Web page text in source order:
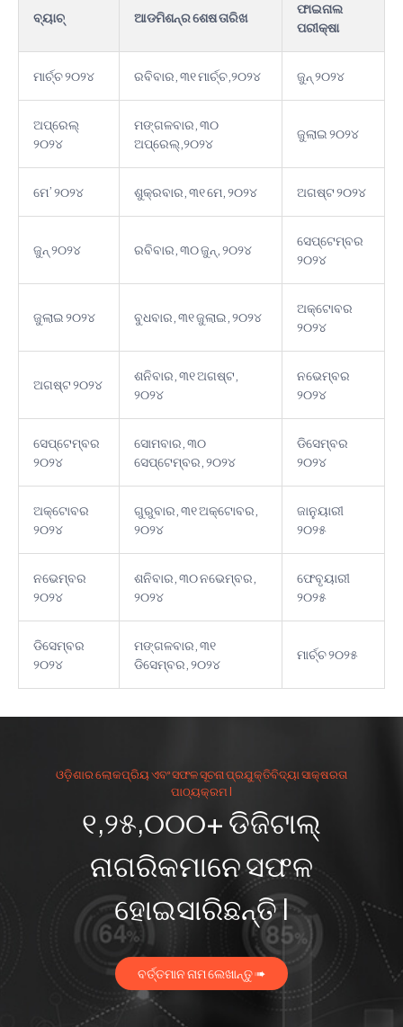
ବ୍ୟାଚ୍ ଆଡମିଶନ୍᠎᠎᠎ର ଶେଷ ତାରିଖ
ଫାଇନାଲ
ପରୀକ୍ଷା
ମାର୍ଚ୍ଚ ୨୦୨୪ ରବିବାର, ୩୧ ମାର୍ଚ୍ଚ,୨୦୨୪ ଜୁନ୍ ୨୦୨୪
ଅପ୍ରେଲ୍
୨୦୨୪
ମଙ୍ଗଳବାର, ୩୦
ଅପ୍ରେଲ୍,୨୦୨୪
ଜୁଲାଇ ୨୦୨୪
ମେ’ ୨୦୨୪ ଶୁକ୍ରବାର, ୩୧ ମେ, ୨୦୨୪ ଅଗଷ୍ଟ ୨୦୨୪
ଜୁନ୍ ୨୦୨୪ ରବିବାର, ୩୦ ଜୁନ୍, ୨୦୨୪
ସେପ୍ଟେମ୍ବର
୨୦୨୪
ଜୁଲାଇ ୨୦୨୪ ବୁଧବାର, ୩୧ ଜୁଲାଇ, ୨୦୨୪
ଅକ୍ଟୋବର
୨୦୨୪
ଅଗଷ୍ଟ ୨୦୨୪
ଶନିବାର, ୩୧ ଅଗଷ୍ଟ,
୨୦୨୪
ନଭେମ୍ବର
୨୦୨୪
ସେପ୍ଟେମ୍ବର
୨୦୨୪
ସୋମବାର, ୩୦
ସେପ୍ଟେମ୍ବର, ୨୦୨୪
ଡିସେମ୍ବର
୨୦୨୪
ଅକ୍ଟୋବର
୨୦୨୪
ଗୁରୁବାର, ୩୧ ଅକ୍ଟୋବର,
୨୦୨୪
ଜାନୁୟାରୀ
୨୦୨୫
ନଭେମ୍ବର
୨୦୨୪
ଶନିବାର, ୩୦ ନଭେମ୍ବର,
୨୦୨୪
ଫେବୃୟାରୀ
୨୦୨୫
ଡିସେମ୍ବର
୨୦୨୪
ମଙ୍ଗଳବାର, ୩୧
ଡିସେମ୍ବର, ୨୦୨୪
ମାର୍ଚ୍ଚ ୨୦୨୫
ଓଡ଼ିଶାର ଲୋକପ୍ରିୟ ଏବଂ ସଫଳ ସୂଚନା ପ୍ରଯୁକ୍ତିବିଦ୍ୟା ସାକ୍ଷରତା
ପାଠ୍ୟକ୍ରମ I
୧,୨୫,୦୦୦+ ଡିଜିଟାଲ୍
ନାଗରିକମାନେ ସଫଳ
ହୋଇସାରିଛନ୍ତି I
ବର୍ତ୍ତମାନ ନାମ ଲେଖାନ୍ତୁ ➠